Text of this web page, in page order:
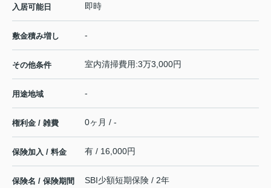
入居可能日 即時
敷金積み増し -
その他条件 室内清掃費用:3万3,000円
用途地域 -
権利金 / 雑費 0ヶ月 / -
保険加入 / 料金 有 / 16,000円
保険名 / 保険期間 SBI少額短期保険 / 2年